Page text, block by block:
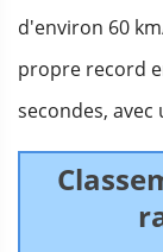
d'environ 60
propre record
secondes, avec